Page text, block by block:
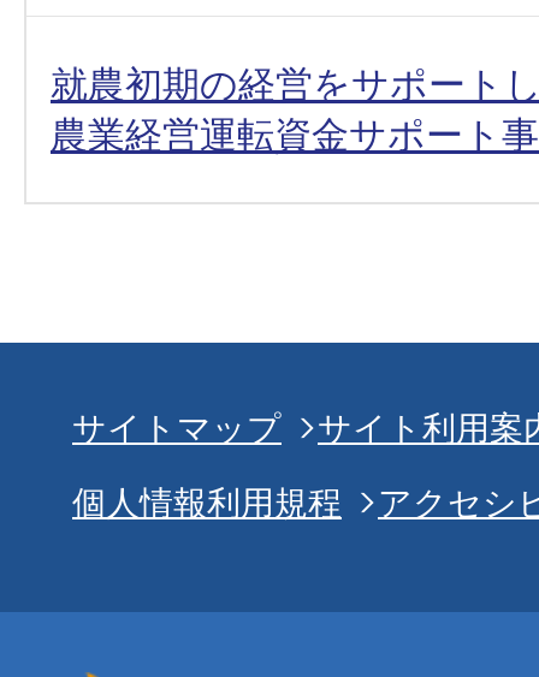
就農初期の経営をサポート
農業経営運転資金サポート
サイトマップ
サイト利用案
個人情報利用規程
アクセシ